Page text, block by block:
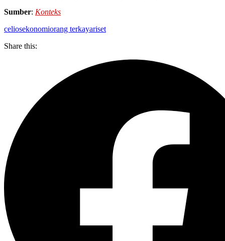
Sumber: Konteks
celiosekonomiorang terkayariset
Share this: